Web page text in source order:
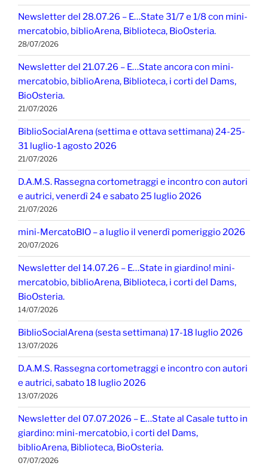
Newsletter del 28.07.26 – E…State 31/7 e 1/8 con mini-
mercatobio, biblioArena, Biblioteca, BioOsteria.
28/07/2026
Newsletter del 21.07.26 – E…State ancora con mini-
mercatobio, biblioArena, Biblioteca, i corti del Dams,
BioOsteria.
21/07/2026
BiblioSocialArena (settima e ottava settimana) 24-25-
31 luglio-1 agosto 2026
21/07/2026
D.A.M.S. Rassegna cortometraggi e incontro con autori
e autrici, venerdì 24 e sabato 25 luglio 2026
21/07/2026
mini-MercatoBIO – a luglio il venerdì pomeriggio 2026
20/07/2026
Newsletter del 14.07.26 – E…State in giardino! mini-
mercatobio, biblioArena, Biblioteca, i corti del Dams,
BioOsteria.
14/07/2026
BiblioSocialArena (sesta settimana) 17-18 luglio 2026
13/07/2026
D.A.M.S. Rassegna cortometraggi e incontro con autori
e autrici, sabato 18 luglio 2026
13/07/2026
Newsletter del 07.07.2026 – E…State al Casale tutto in
giardino: mini-mercatobio, i corti del Dams,
biblioArena, Biblioteca, BioOsteria.
07/07/2026